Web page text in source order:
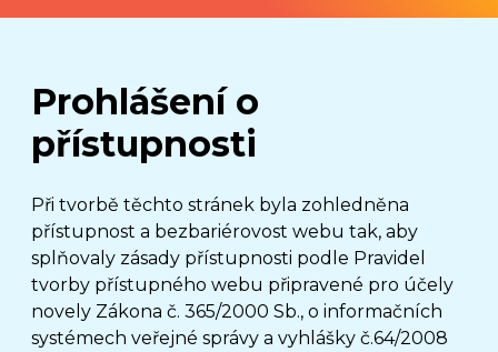
Prohlášení o
přístupnosti
Při tvorbě těchto stránek byla zohledněna
přístupnost a bezbariérovost webu tak, aby
splňovaly zásady přístupnosti podle Pravidel
tvorby přístupného webu připravené pro účely
novely Zákona č. 365/2000 Sb., o informačních
systémech veřejné správy a vyhlášky č.64/2008